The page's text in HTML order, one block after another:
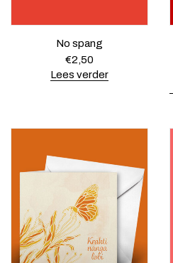
No spang
€2,50
Lees verder